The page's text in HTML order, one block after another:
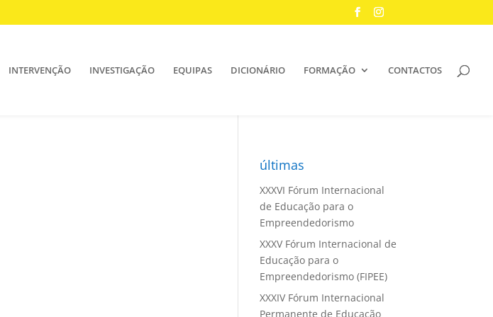
INTERVENÇÃO INVESTIGAÇÃO EQUIPAS DICIONÁRIO FORMAÇÃO CONTACTOS
últimas
XXXVI Fórum Internacional
de Educação para o
Empreendedorismo
XXXV Fórum Internacional de
Educação para o
Empreendedorismo (FIPEE)
XXXIV Fórum Internacional
Permanente de Educação